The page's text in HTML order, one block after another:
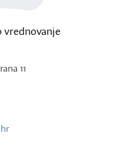
vrednovanje
11